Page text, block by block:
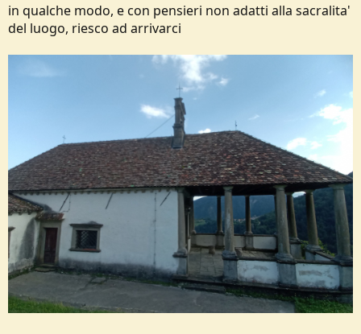
in qualche modo, e con pensieri non adatti alla sacralita'
del luogo, riesco ad arrivarci